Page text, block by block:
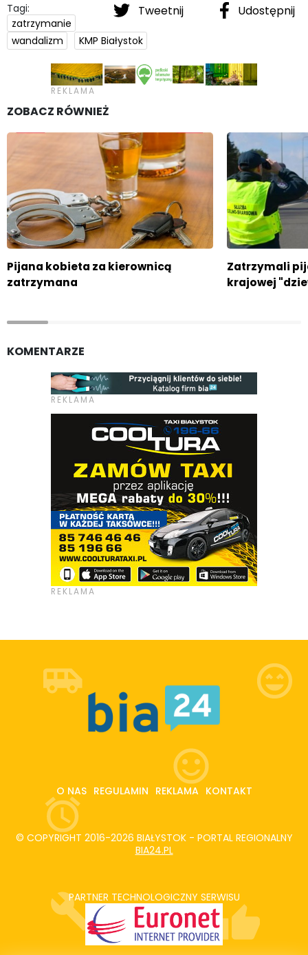
Tweetnij Udostępnij
Tagi:
zatrzymanie
wandalizm
KMP Białystok
ZOBACZ RÓWNIEŻ
Pijana kobieta za kierownicą
zatrzymana
Zatrzymali
krajowej
KOMENTARZE
O NAS REGULAMIN REKLAMA KONTAKT
© COPYRIGHT 2016-2026 BIAŁYSTOK - PORTAL REGIONALNY
BIA24.PL
PARTNER TECHNOLOGICZNY SERWISU